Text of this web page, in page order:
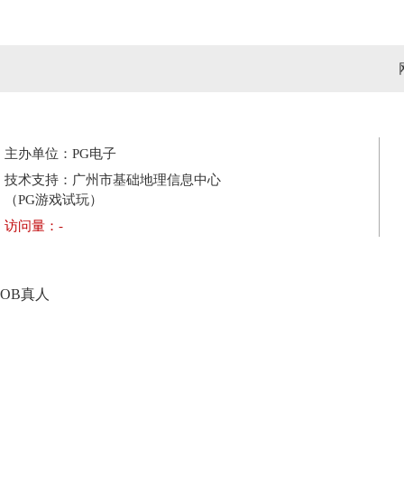
主办单位：PG电子
技术支持：广州市基础地理信息中心
（PG游戏试玩）
访问量： -
OB真人